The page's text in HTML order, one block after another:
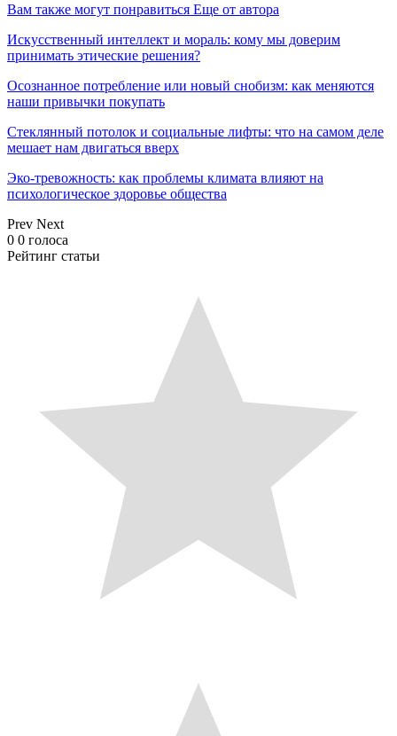
Вам также могут понравиться Еще от автора
Искусственный интеллект и мораль: кому мы доверим
принимать этические решения?
Осознанное потребление или новый снобизм: как меняются
наши привычки покупать
Стеклянный потолок и социальные лифты: что на самом деле
мешает нам двигаться вверх
Эко-тревожность: как проблемы климата влияют на
психологическое здоровье общества
Prev Next
0 0 голоса
Рейтинг статьи